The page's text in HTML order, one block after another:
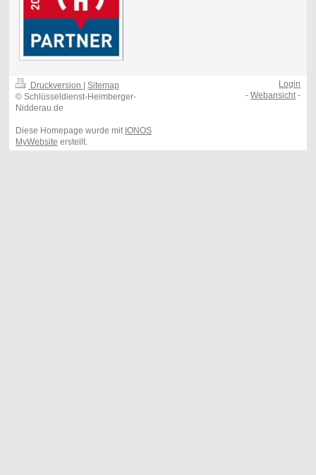
Druckversion
Sitemap
© Schlüsseldienst-Heimberger-
Nidderau.de
Diese Homepage wurde mit IONOS
MyWebsite erstellt.
Login
-Webansicht-